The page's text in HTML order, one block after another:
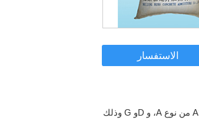
الاستفسار
يتوافق عامل الخرسانة بهبوط عال هذا مع متطلبات المعايير التالية، وهي المعيار ASTM C 494 من نوع A، و Dو G وذلك